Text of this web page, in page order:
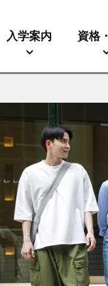
入学案内 資格